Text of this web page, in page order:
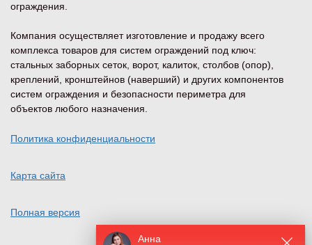
Анна
ограждения.
Компания осуществляет изготовление и продажу всего
комплекса товаров для систем ограждений под ключ:
стальных заборных сеток, ворот, калиток, столбов (опор),
креплений, кронштейнов (наверший) и других компонентов
систем ограждения и безопасности периметра для
объектов любого назначения.
Политика конфиденциальности
Карта сайта
Полная версия